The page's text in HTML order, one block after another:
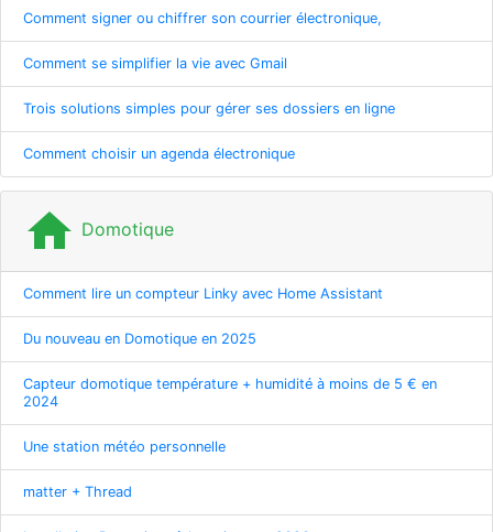
Comment signer ou chiffrer son courrier électronique,
Comment se simplifier la vie avec Gmail
Trois solutions simples pour gérer ses dossiers en ligne
Comment choisir un agenda électronique
home Domotique
Comment lire un compteur Linky avec Home Assistant
Du nouveau en Domotique en 2025
Capteur domotique température + humidité à moins de 5 € en
2024
Une station météo personnelle
matter + Thread